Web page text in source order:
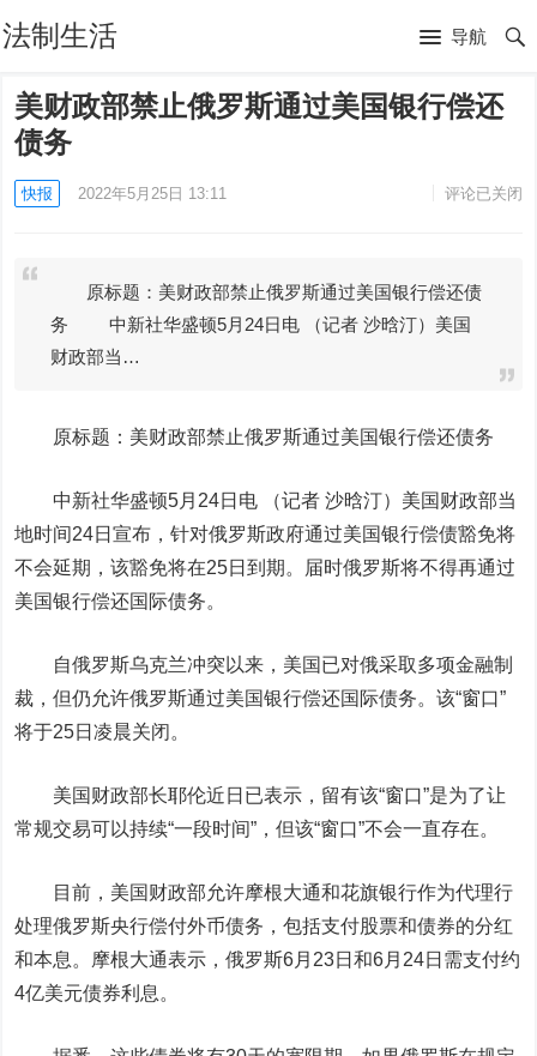
法制生活 导航
美财政部禁止俄罗斯通过美国银行偿还
债务
快报 2022年5月25日 13:11 评论已关闭
原标题：美财政部禁止俄罗斯通过美国银行偿还债
务 中新社华盛顿5月24日电 （记者 沙晗汀）美国
财政部当…
原标题：美财政部禁止俄罗斯通过美国银行偿还债务
中新社华盛顿5月24日电 （记者 沙晗汀）美国财政部当
地时间24日宣布，针对俄罗斯政府通过美国银行偿债豁免将
不会延期，该豁免将在25日到期。届时俄罗斯将不得再通过
美国银行偿还国际债务。
自俄罗斯乌克兰冲突以来，美国已对俄采取多项金融制
裁，但仍允许俄罗斯通过美国银行偿还国际债务。该“窗口”
将于25日凌晨关闭。
美国财政部长耶伦近日已表示，留有该“窗口”是为了让
常规交易可以持续“一段时间”，但该“窗口”不会一直存在。
目前，美国财政部允许摩根大通和花旗银行作为代理行
处理俄罗斯央行偿付外币债务，包括支付股票和债券的分红
和本息。摩根大通表示，俄罗斯6月23日和6月24日需支付约
4亿美元债券利息。